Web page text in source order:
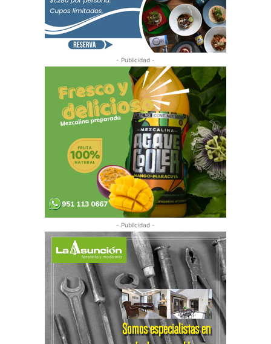
- Publicidad -
- Publicidad -